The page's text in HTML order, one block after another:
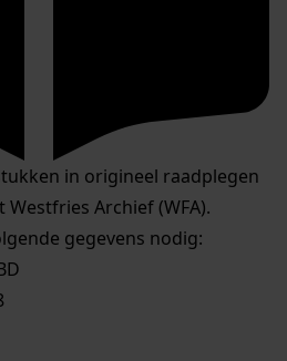
in origineel raadplegen
Archief (WFA).
gegevens nodig: